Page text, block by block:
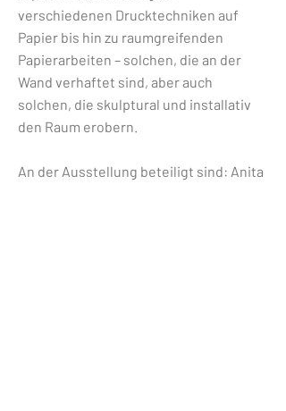
verschiedenen Drucktechniken auf
Papier bis hin zu raumgreifenden
Papierarbeiten – solchen, die an der
Wand verhaftet sind, aber auch
solchen, die skulptural und installativ
den Raum erobern.
An der Ausstellung beteiligt sind: Anita